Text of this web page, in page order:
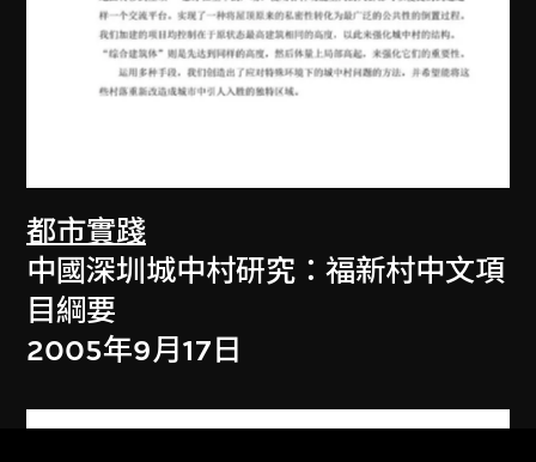
都市實踐
中國深圳城中村研究：福新村中文項
目綱要
2005年9月17日